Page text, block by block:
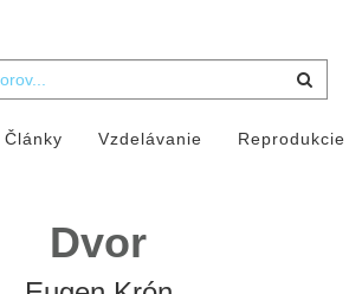
Články Vzdelávanie Reprodukcie
Dvor